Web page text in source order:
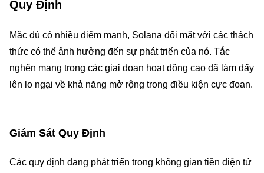
Quy Định
Mặc dù có nhiều điểm mạnh, Solana đối mặt với các thách
thức có thể ảnh hưởng đến sự phát triển của nó. Tắc
nghẽn mạng trong các giai đoạn hoạt động cao đã làm dấy
lên lo ngại về khả năng mở rộng trong điều kiện cực đoan.
Giám Sát Quy Định
Các quy định đang phát triển trong không gian tiền điện tử